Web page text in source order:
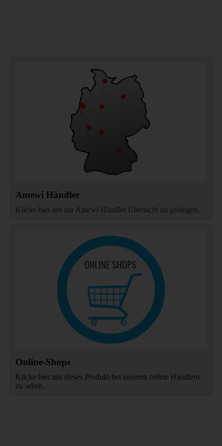
Amewi Händler
Klicke hier um zur Amewi Händler Übersicht zu gelangen.
Online-Shops
Klicke hier um dieses Produkt bei unseren online Händlern
zu sehen.